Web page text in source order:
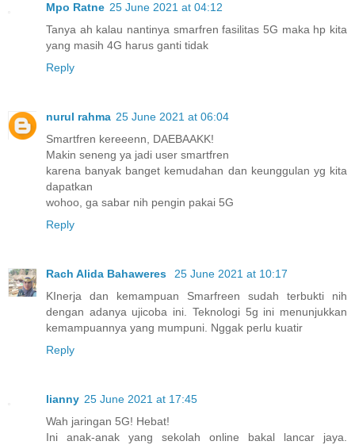
Mpo Ratne 25 June 2021 at 04:12
Tanya ah kalau nantinya smarfren fasilitas 5G maka hp kita
yang masih 4G harus ganti tidak
Reply
nurul rahma 25 June 2021 at 06:04
Smartfren kereeenn, DAEBAAKK!
Makin seneng ya jadi user smartfren
karena banyak banget kemudahan dan keunggulan yg kita
dapatkan
wohoo, ga sabar nih pengin pakai 5G
Reply
Rach Alida Bahaweres
25 June 2021 at 10:17
KInerja dan kemampuan Smarfreen sudah terbukti nih
dengan adanya ujicoba ini. Teknologi 5g ini menunjukkan
kemampuannya yang mumpuni. Nggak perlu kuatir
Reply
lianny 25 June 2021 at 17:45
Wah jaringan 5G! Hebat!
Ini anak-anak yang sekolah online bakal lancar jaya.